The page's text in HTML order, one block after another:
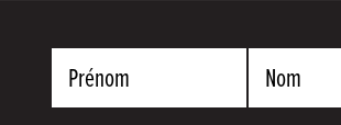
Prénom Nom